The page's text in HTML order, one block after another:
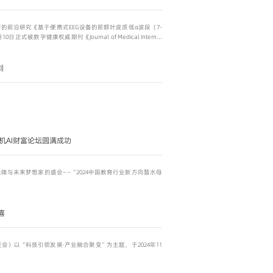
前沿研究《基于便携式EEG设备的前额叶皮质低α波段（7-
日正式被数字健康权威期刊《Journal of Medical Internet
AI财富论坛圆满成功
与未来梦想家的盛会——“2024中国教育行业新方向暨水母
）以“科技引领发展·产业融合聚变”为主题，于2024年11